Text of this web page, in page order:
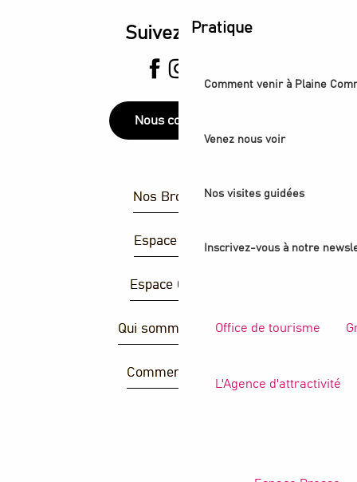
Pratique
Comment venir à Plaine
Venez nous voir
Nos visites guidées
Inscrivez-vous à notre
Office de tourisme
L'Agence d'attractivité
Suivez-nous
Nous contacter
Nos Brochures
Espace Presse
Espace Groupes
Qui sommes-nous ?
Comment venir ?